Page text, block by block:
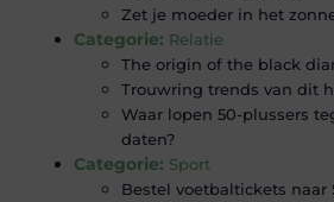
Zet je moeder in het
Categorie: Relatie
The origin of the black
Trouwring trends van dit
Waar lopen 50-plussers
daten?
Categorie: Sport
Bestel voetbaltickets naar